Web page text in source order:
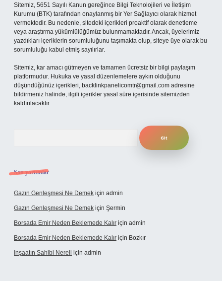
Sitemiz, 5651 Sayılı Kanun gereğince Bilgi Teknolojileri ve İletişim
Kurumu (BTK) tarafından onaylanmış bir Yer Sağlayıcı olarak hizmet
vermektedir. Bu nedenle, sitedeki içerikleri proaktif olarak denetleme
veya araştırma yükümlülüğümüz bulunmamaktadır. Ancak, üyelerimiz
yazdıkları içeriklerin sorumluluğunu taşımakta olup, siteye üye olarak bu
sorumluluğu kabul etmiş sayılırlar.
Sitemiz, kar amacı gütmeyen ve tamamen ücretsiz bir bilgi paylaşım
platformudur. Hukuka ve yasal düzenlemelere aykırı olduğunu
düşündüğünüz içerikleri, backlinkpanelicomtr@gmail.com adresine
bildirmeniz halinde, ilgili içerikler yasal süre içerisinde sitemizden
kaldırılacaktır.
Son yorumlar
Gazın Genleşmesi Ne Demek için admin
Gazın Genleşmesi Ne Demek için Şermin
Borsada Emir Neden Beklemede Kalır için admin
Borsada Emir Neden Beklemede Kalır için Bozkır
Inşaatın Sahibi Nereli için admin